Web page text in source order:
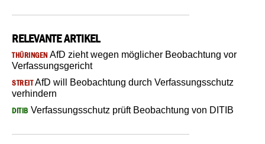
RELEVANTE ARTIKEL
THÜRINGEN AfD zieht wegen möglicher Beobachtung vor
Verfassungsgericht
STREITAfD will Beobachtung durch Verfassungsschutz
verhindern
DITIB Verfassungsschutz prüft Beobachtung von DITIB